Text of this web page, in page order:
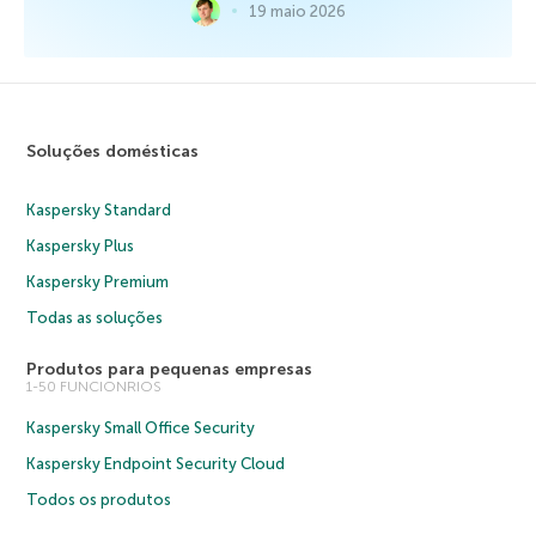
19 maio 2026
Soluções domésticas
Kaspersky Standard
Kaspersky Plus
Kaspersky Premium
Todas as soluções
Produtos para pequenas empresas
1-50 FUNCIONRIOS
Kaspersky Small Office Security
Kaspersky Endpoint Security Cloud
Todos os produtos